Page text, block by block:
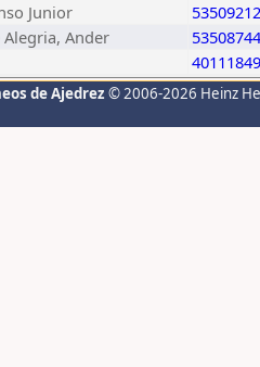
Junior
Alegria, Ander
40111849
de Ajedrez © 2006-2026 Heinz